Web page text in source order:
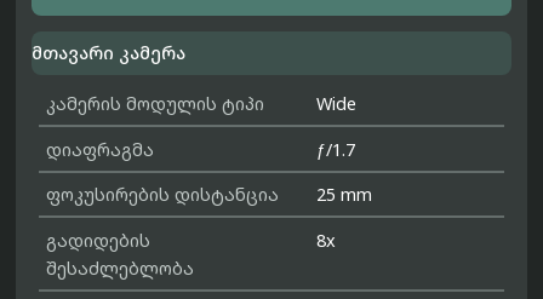
მთავარი კამერა
კამერის მოდულის ტიპი
Wide
დიაფრაგმა
ƒ/1.7
ფოკუსირების დისტანცია
25 mm
გადიდების
შესაძლებლობა
8x